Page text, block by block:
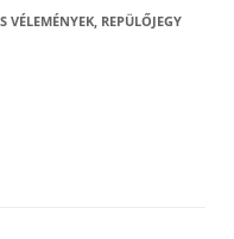
REPÜLŐJEGY